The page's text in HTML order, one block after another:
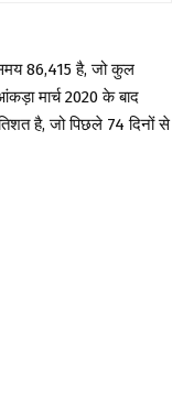
86,415 है, जो कुल
मार्च 2020 के बाद
है, जो पिछले 74 दिनों से